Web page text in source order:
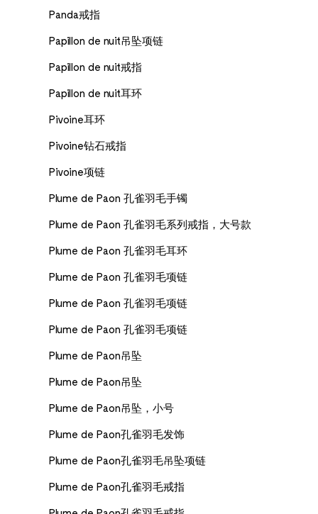
Panda戒指
Papillon de nuit吊坠项链
Papillon de nuit戒指
Papillon de nuit耳环
Pivoine耳环
Pivoine钻石戒指
Pivoine项链
Plume de Paon 孔雀羽毛手镯
Plume de Paon 孔雀羽毛系列戒指，大号款
Plume de Paon 孔雀羽毛耳环
Plume de Paon 孔雀羽毛项链
Plume de Paon 孔雀羽毛项链
Plume de Paon 孔雀羽毛项链
Plume de Paon吊坠
Plume de Paon吊坠
Plume de Paon吊坠，小号
Plume de Paon孔雀羽毛发饰
Plume de Paon孔雀羽毛吊坠项链
Plume de Paon孔雀羽毛戒指